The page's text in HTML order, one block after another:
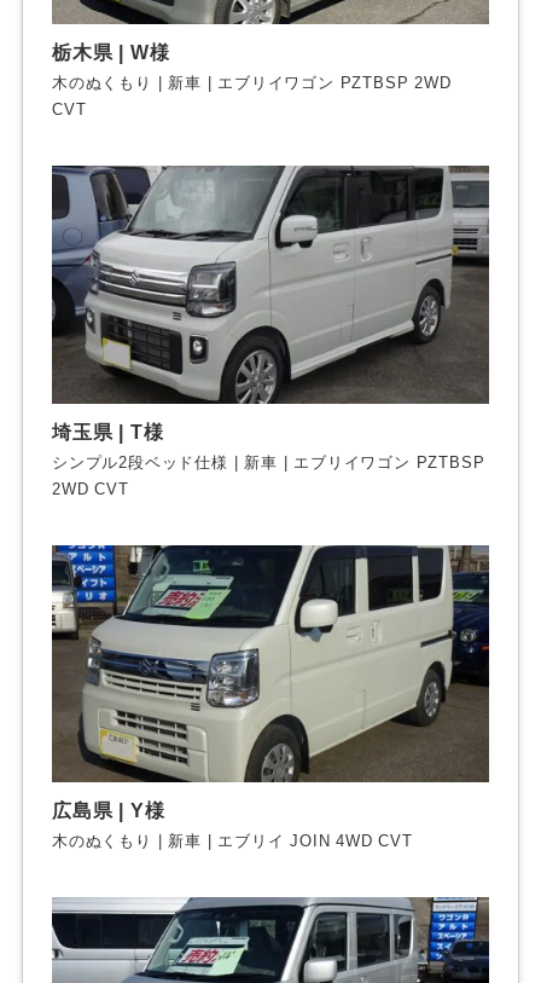
栃木県 | W様
木のぬくもり | 新車 | エブリイワゴン PZTBSP 2WD
CVT
埼玉県 | T様
シンプル2段ベッド仕様 | 新車 | エブリイワゴン PZTBSP
2WD CVT
広島県 | Y様
木のぬくもり | 新車 | エブリイ JOIN 4WD CVT